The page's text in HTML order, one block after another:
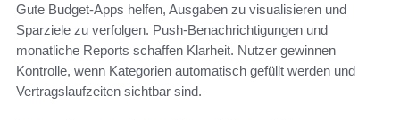
Gute Budget-Apps helfen, Ausgaben zu visualisieren und
Sparziele zu verfolgen. Push-Benachrichtigungen und
monatliche Reports schaffen Klarheit. Nutzer gewinnen
Kontrolle, wenn Kategorien automatisch gefüllt werden und
Vertragslaufzeiten sichtbar sind.